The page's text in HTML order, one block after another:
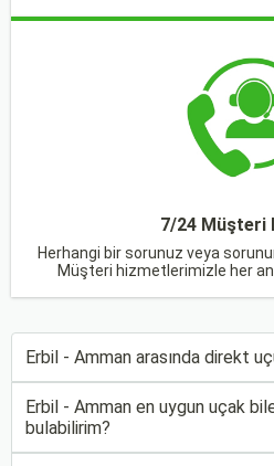
7/24 Müşteri
Herhangi bir sorunuz veya
Müşteri hizmetlerimizle her
Erbil - Amman arasında direkt
Erbil - Amman en uygun uçak
bulabilirim?